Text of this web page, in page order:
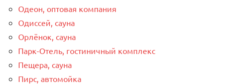
Одеон, оптовая компания
Одиссей, сауна
Орлёнок, сауна
Парк-Отель, гостиничный комплекс
Пещера, сауна
Пирс, автомойка